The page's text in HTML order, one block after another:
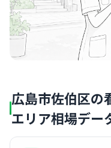
広島市佐伯区の
エリア相場デー